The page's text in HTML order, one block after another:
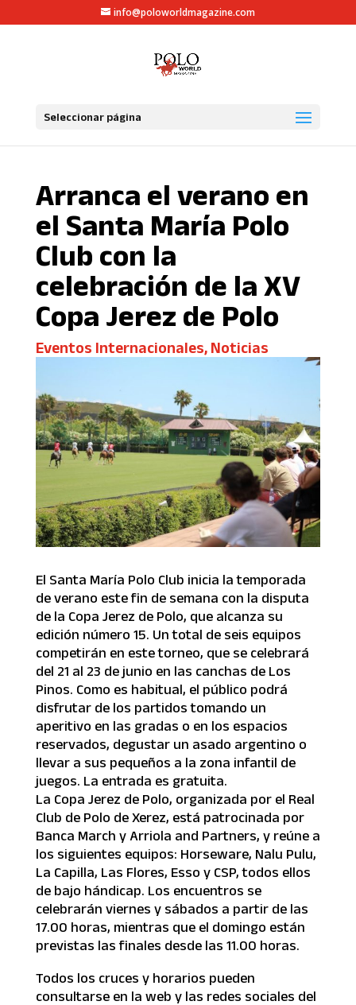
info@poloworldmagazine.com
Seleccionar página
Arranca el verano en
el Santa María Polo
Club con la
celebración de la XV
Copa Jerez de Polo
Eventos Internacionales, Noticias
El Santa María Polo Club inicia la temporada
de verano este fin de semana con la disputa
de la Copa Jerez de Polo, que alcanza su
edición número 15. Un total de seis equipos
competirán en este torneo, que se celebrará
del 21 al 23 de junio en las canchas de Los
Pinos. Como es habitual, el público podrá
disfrutar de los partidos tomando un
aperitivo en las gradas o en los espacios
reservados, degustar un asado argentino o
llevar a sus pequeños a la zona infantil de
juegos. La entrada es gratuita.
La Copa Jerez de Polo, organizada por el Real
Club de Polo de Xerez, está patrocinada por
Banca March y Arriola and Partners, y reúne a
los siguientes equipos: Horseware, Nalu Pulu,
La Capilla, Las Flores, Esso y CSP, todos ellos
de bajo hándicap. Los encuentros se
celebrarán viernes y sábados a partir de las
17.00 horas, mientras que el domingo están
previstas las finales desde las 11.00 horas.
Todos los cruces y horarios pueden
consultarse en la web y las redes sociales del